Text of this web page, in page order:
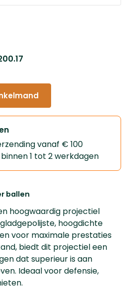
ballen
hoogwaardig projectiel
hoogdichte
voor maximale prestaties
biedt dit projectiel een
dat superieur is aan
Ideaal voor defensie,
vanaf € 100
1 tot 2 werkdagen